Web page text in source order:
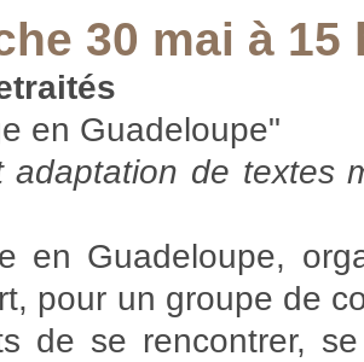
30 mai à 15
en Guadeloupe"
adaptation de textes
en Guadeloupe,
pour un groupe de
de se rencontrer,